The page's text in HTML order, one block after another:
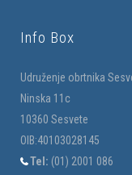
Info Box
Udruženje obrtnika
Ninska 11c
10360 Sesvete
OIB:40103028145
Tel: (01) 2001 086